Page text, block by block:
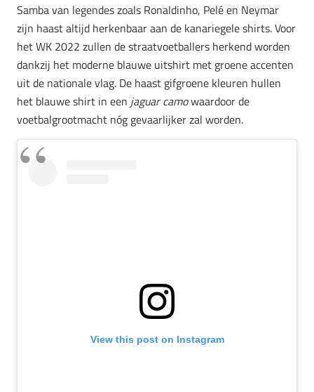
Samba van legendes zoals Ronaldinho, Pelé en Neymar
zijn haast altijd herkenbaar aan de kanariegele shirts. Voor
het WK 2022 zullen de straatvoetballers herkend worden
dankzij het moderne blauwe uitshirt met groene accenten
uit de nationale vlag. De haast gifgroene kleuren hullen
het blauwe shirt in een jaguar camowaardoor de
voetbalgrootmacht nóg gevaarlijker zal worden.
View this post on Instagram